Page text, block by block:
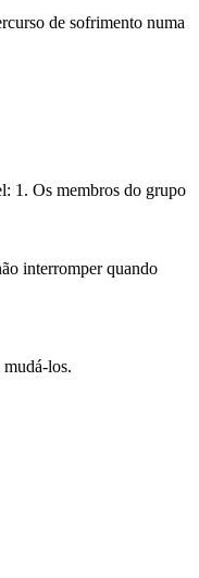
de sofrimento numa
1. Os membros do grupo
interromper quando
mudá-los.